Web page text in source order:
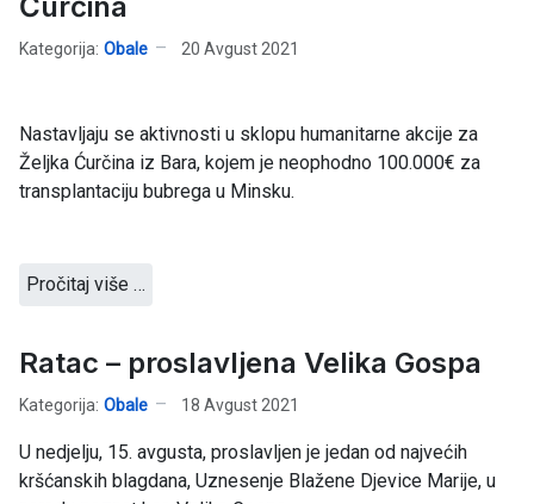
Ćurčina
Kategorija: Obale 20 Avgust 2021
Nastavljaju se aktivnosti u sklopu humanitarne akcije za
Željka Ćurčina iz Bara, kojem je neophodno 100.000€ za
transplantaciju bubrega u Minsku.
Pročitaj više …
Ratac – proslavljena Velika Gospa
Kategorija: Obale 18 Avgust 2021
U nedjelju, 15. avgusta, proslavljen je jedan od najvećih
kršćanskih blagdana, Uznesenje Blažene Djevice Marije, u